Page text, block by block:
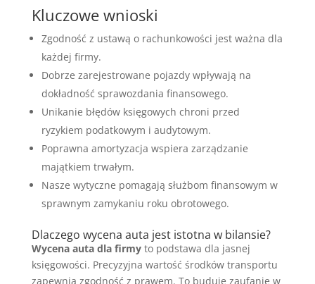
Kluczowe wnioski
Zgodność z ustawą o rachunkowości jest ważna dla
każdej firmy.
Dobrze zarejestrowane pojazdy wpływają na
dokładność sprawozdania finansowego.
Unikanie błędów księgowych chroni przed
ryzykiem podatkowym i audytowym.
Poprawna amortyzacja wspiera zarządzanie
majątkiem trwałym.
Nasze wytyczne pomagają służbom finansowym w
sprawnym zamykaniu roku obrotowego.
Dlaczego wycena auta jest istotna w bilansie?
Wycena auta dla firmyto podstawa dla jasnej
księgowości. Precyzyjna wartość środków transportu
zapewnia zgodność z prawem. To buduje zaufanie w